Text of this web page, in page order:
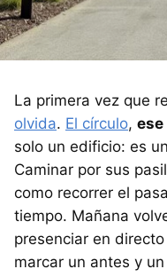
La primera vez que
olvida. El círculo, ese
solo un edificio: es
Caminar por sus
como recorrer el
tiempo. Mañana
presenciar en
marcar un antes y